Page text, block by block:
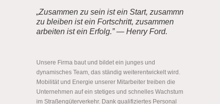
„Zusammen zu sein ist ein Start, zusammn
zu bleiben ist ein Fortschritt, zusammen
arbeiten ist ein Erfolg.” — Henry Ford.
Unsere Firma baut und bildet ein junges und
dynamisches Team, das ständig weiterentwickelt wird.
Mobilität und Energie unserer Mitarbeiter treiben die
Unternehmen auf ein stetiges und schnelles Wachstum
im Straßengüterverkehr. Dank qualifiziertes Personal